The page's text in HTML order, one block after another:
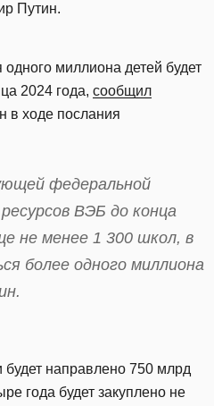
Путин.
миллиона детей будет
2024 года, сообщил
в ходе послания
федеральной
ВЭБ до конца
не менее 1 300 школ, в
более одного миллиона
будет направлено 750 млрд
года будет закуплено не